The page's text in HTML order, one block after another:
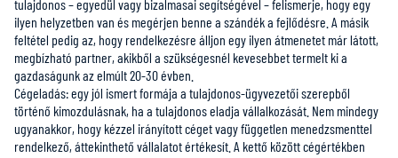
tulajdonos – egyedül vagy bizalmasai segítségével – felismerje, hogy egy
ilyen helyzetben van és megérjen benne a szándék a fejlődésre. A másik
feltétel pedig az, hogy rendelkezésre álljon egy ilyen átmenetet már látott,
megbízható partner, akikből a szükségesnél kevesebbet termelt ki a
gazdaságunk az elmúlt 20-30 évben.
Cégeladás: egy jól ismert formája a tulajdonos-ügyvezetői szerepből
történő kimozdulásnak, ha a tulajdonos eladja vállalkozását. Nem mindegy
ugyanakkor, hogy kézzel irányított céget vagy független menedzsmenttel
rendelkező, áttekinthető vállalatot értékesít. A kettő között cégértékben